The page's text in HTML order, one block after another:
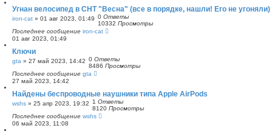
Угнан велосипед в СНТ "Весна" (все в порядке, нашли! Его не угоняли)
iron-cat » 01 авг 2023, 01:49 0 Ответы
10332 Просмотры
Последнее сообщение iron-cat
01 авг 2023, 01:49
Ключи
gta » 27 май 2023, 14:42 0 Ответы
8486 Просмотры
Последнее сообщение gta
27 май 2023, 14:42
Найдены беспроводные наушники типа Apple AirPods
wshs » 25 апр 2023, 19:32 1 Ответы
8120 Просмотры
Последнее сообщение wshs
06 май 2023, 11:08